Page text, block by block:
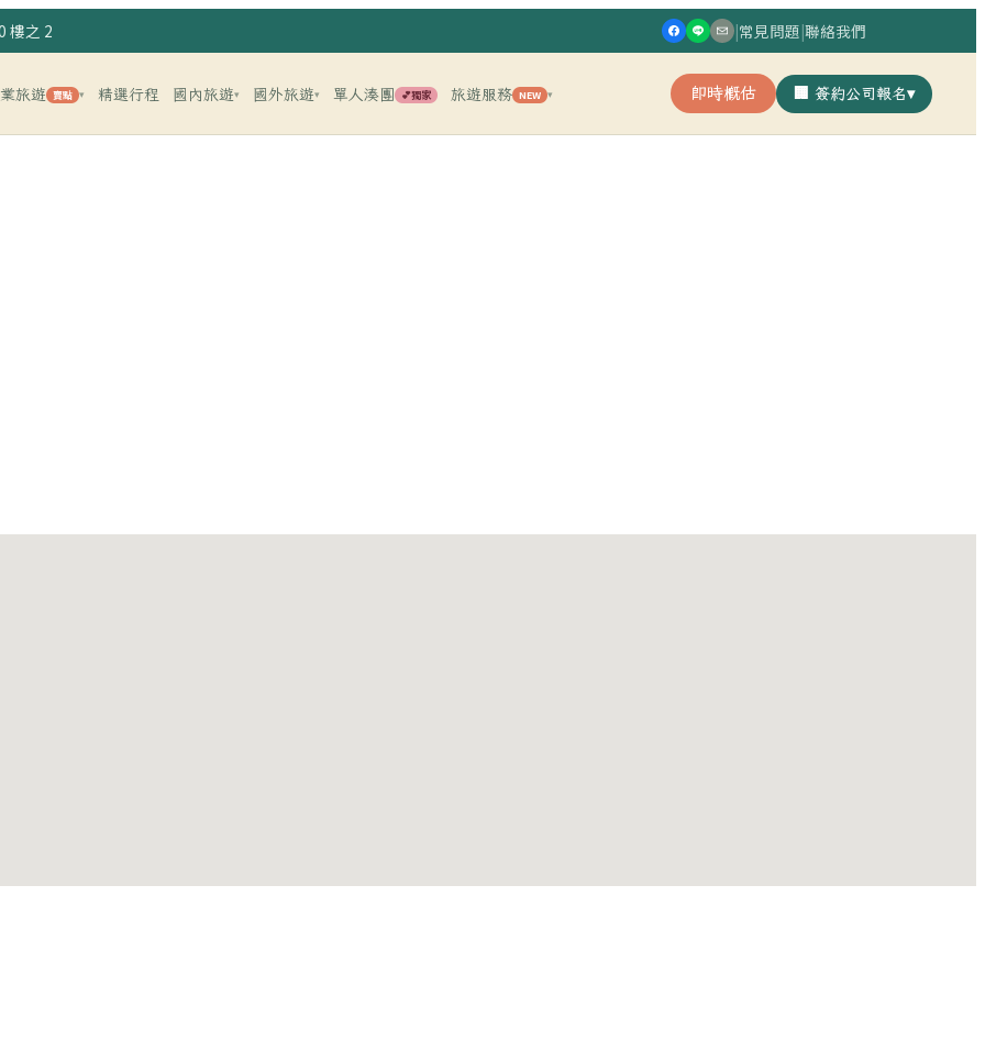
樓之 2 |常見問題|聯絡我們
旅遊 賣點 ▾ 精選行程 國內旅遊▾ 國外旅遊▾ 單人湊團 💕獨家 旅遊服務 NEW ▾ 即時概估 🏢 簽約公司報名▾